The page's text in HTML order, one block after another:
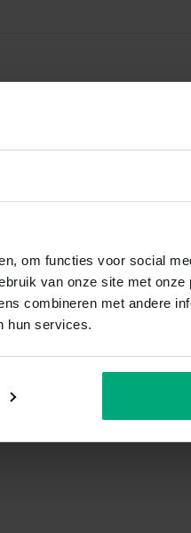
om functies voor social
van onze site met
combineren met andere
hun services.